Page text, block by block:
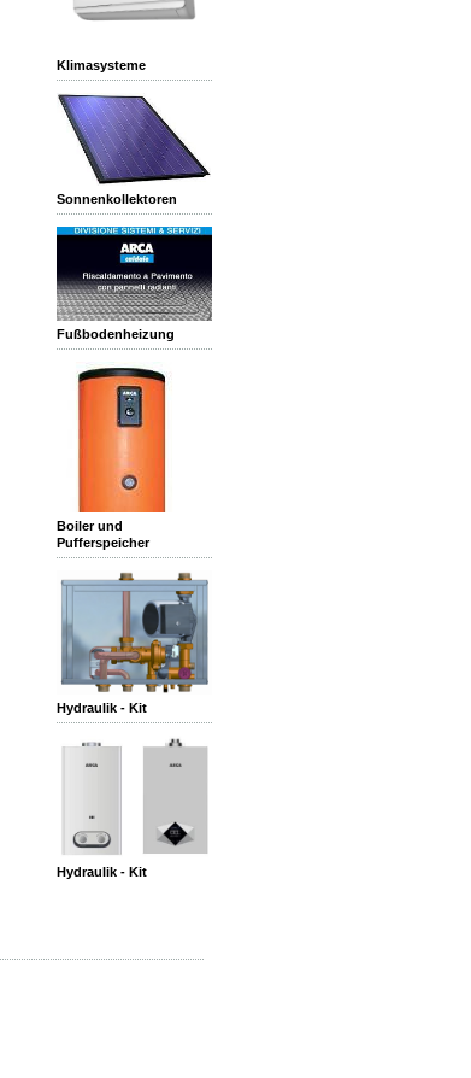
Klimasysteme
Sonnenkollektoren
Fußbodenheizung
Boiler und
Pufferspeicher
Hydraulik - Kit
Hydraulik - Kit